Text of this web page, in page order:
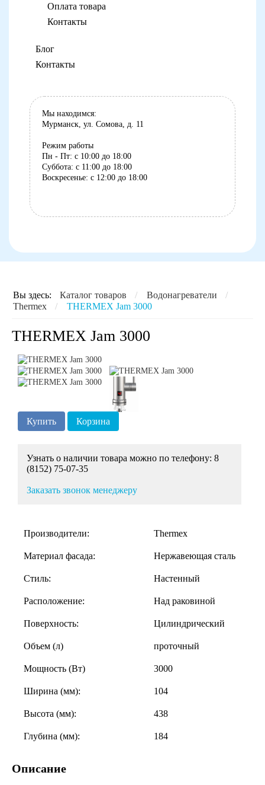
Оплата товара
Контакты
Блог
Контакты
Мы находимся:
Мурманск, ул. Сомова, д. 11
Режим работы
Пн - Пт: с 10:00 до 18:00
Суббота: с 11:00 до 18:00
Воскресенье: с 12:00 до 18:00
Вы здесь: Каталог товаров / Водонагреватели
/
Thermex
/ THERMEX Jam 3000
THERMEX Jam 3000
Купить Корзина
Узнать о наличии товара можно по телефону: 8
(8152) 75-07-35
Заказать звонок менеджеру
Производители: Thermex
Материал фасада: Нержавеющая сталь
Стиль: Настенный
Расположение: Над раковиной
Поверхность: Цилиндрический
Объем (л) проточный
Мощность (Вт) 3000
Ширина (мм): 104
Высота (мм): 438
Глубина (мм): 184
Описание